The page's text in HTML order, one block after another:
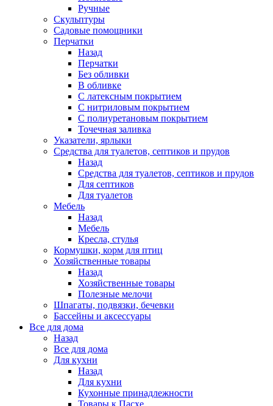
Ручные
Скульптуры
Садовые помощники
Перчатки
Назад
Перчатки
Без обливки
В обливке
С латексным покрытием
С нитриловым покрытием
С полиуретановым покрытием
Точечная заливка
Указатели, ярлыки
Средства для туалетов, септиков и прудов
Назад
Средства для туалетов, септиков и прудов
Для септиков
Для туалетов
Мебель
Назад
Мебель
Кресла, стулья
Кормушки, корм для птиц
Хозяйственные товары
Назад
Хозяйственные товары
Полезные мелочи
Шпагаты, подвязки, бечевки
Бассейны и аксессуары
Все для дома
Назад
Все для дома
Для кухни
Назад
Для кухни
Кухонные принадлежности
Товары к Пасхе